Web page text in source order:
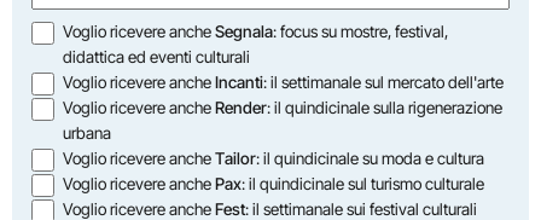
Opzioni
Voglio ricevere ancheSegnala: focus su mostre, festival,
didattica ed eventi culturali
Voglio ricevere ancheIncanti: il settimanale sul mercato dell'arte
Voglio ricevere ancheRender: il quindicinale sulla rigenerazione
urbana
Voglio ricevere ancheTailor: il quindicinale su moda e cultura
Voglio ricevere anchePax: il quindicinale sul turismo culturale
Voglio ricevere ancheFest: il settimanale sui festival culturali